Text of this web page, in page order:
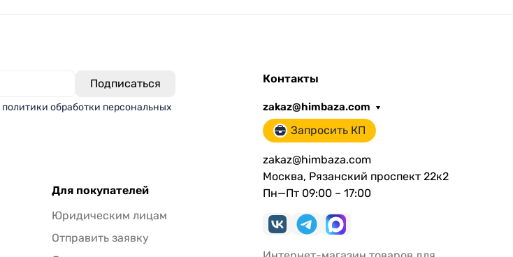
политики обработки персональных
Для покупателей
Юридическим лицам
Отправить заявку
Контакты
zakaz@himbaza.com
Запросить КП
zakaz@himbaza.com
Москва, Рязанский проспект 22к2
Пн—Пт 09:00 – 17:00